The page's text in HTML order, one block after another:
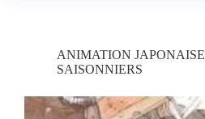
ANIMATION JAPONAISE
SAISONNIERS